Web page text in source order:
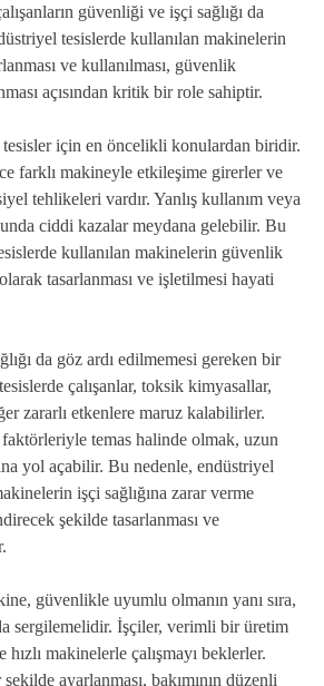
güvenliği ve işçi sağlığı da
tesislerde kullanılan makinelerin
ve kullanılması, güvenlik
açısından kritik bir role sahiptir.
için en öncelikli konulardan biridir.
farklı makineyle etkileşime girerler ve
tehlikeleri vardır. Yanlış kullanım veya
ciddi kazalar meydana gelebilir. Bu
kullanılan makinelerin güvenlik
tasarlanması ve işletilmesi hayati
da göz ardı edilmemesi gereken bir
çalışanlar, toksik kimyasallar,
zararlı etkenlere maruz kalabilirler.
temas halinde olmak, uzun
yol açabilir. Bu nedenle, endüstriyel
işçi sağlığına zarar verme
şekilde tasarlanması ve
güvenlikle uyumlu olmanın yanı sıra,
sergilemelidir. İşçiler, verimli bir üretim
makinelerle çalışmayı beklerler.
ayarlanması, bakımının düzenli